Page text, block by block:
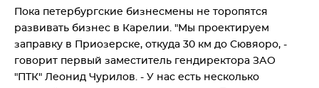
Пока петербургские бизнесмены не торопятся
развивать бизнес в Карелии. "Мы проектируем
заправку в Приозерске, откуда 30 км до Сювяоро, -
говорит первый заместитель гендиректора ЗАО
"ПТК" Леонид Чурилов. - У нас есть несколько